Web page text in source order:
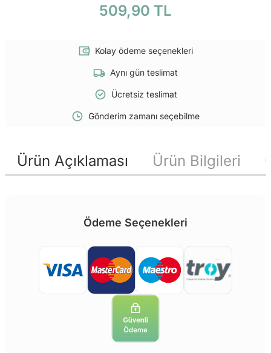
509,90 TL
Kolay ödeme seçenekleri
Aynı gün teslimat
Ücretsiz teslimat
Gönderim zamanı seçebilme
Ürün Açıklaması Ürün Bilgileri
Ödeme Seçenekleri